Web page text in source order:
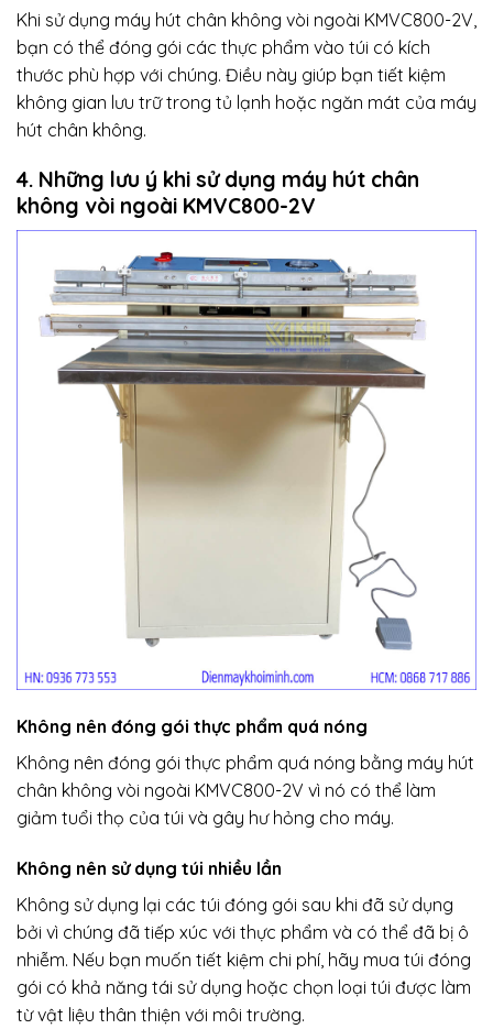
Khi sử dụng máy hút chân không vòi ngoài KMVC800-2V,
bạn có thể đóng gói các thực phẩm vào túi có kích
thước phù hợp với chúng. Điều này giúp bạn tiết kiệm
không gian lưu trữ trong tủ lạnh hoặc ngăn mát của máy
hút chân không.
4. Những lưu ý khi sử dụng máy hút chân
không vòi ngoài KMVC800-2V
Không nên đóng gói thực phẩm quá nóng
Không nên đóng gói thực phẩm quá nóng bằng máy hút
chân không vòi ngoài KMVC800-2V vì nó có thể làm
giảm tuổi thọ của túi và gây hư hỏng cho máy.
Không nên sử dụng túi nhiều lần
Không sử dụng lại các túi đóng gói sau khi đã sử dụng
bởi vì chúng đã tiếp xúc với thực phẩm và có thể đã bị ô
nhiễm. Nếu bạn muốn tiết kiệm chi phí, hãy mua túi đóng
gói có khả năng tái sử dụng hoặc chọn loại túi được làm
từ vật liệu thân thiện với môi trường.